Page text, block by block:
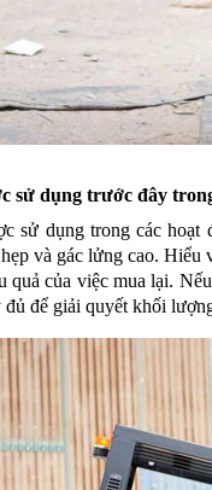
sử dụng trước đây
sử dụng trong các
và gác lửng cao. Hiểu
quả của việc mua lại.
đủ để giải quyết khối